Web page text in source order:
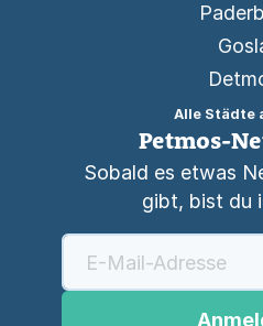
Alle Städte
Petmos-
Sobald es etwas
gibt, bist du